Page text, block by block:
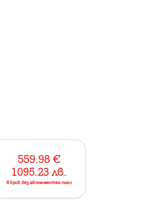
559.98 €
1095.23 лв.
в брой без абонаментен план